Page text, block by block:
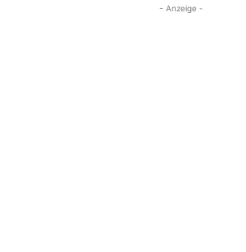
- Anzeige -